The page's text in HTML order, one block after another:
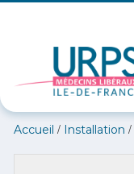
Accueil / Installation /